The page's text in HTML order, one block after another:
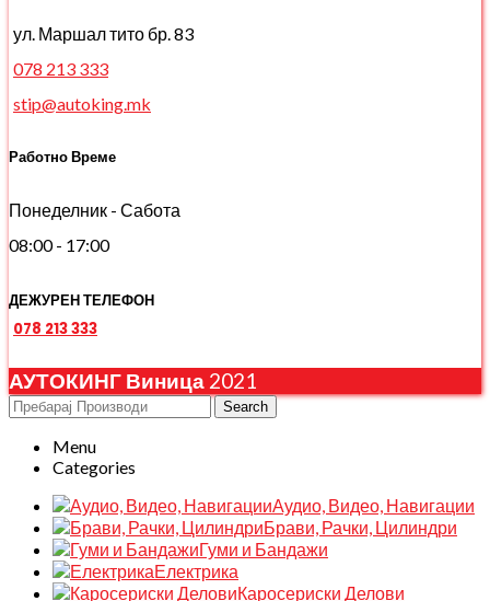
ул. Маршал тито бр. 83
078 213 333
stip@autoking.mk
Работно Време
Понеделник - Сабота
08:00 - 17:00
ДЕЖУРЕН ТЕЛЕФОН
078 213 333
АУТОКИНГ Виница 2021
Search
Menu
Categories
Аудио, Видео, Навигации
Брави, Рачки, Цилиндри
Гуми и Бандажи
Електрика
Каросериски Делови